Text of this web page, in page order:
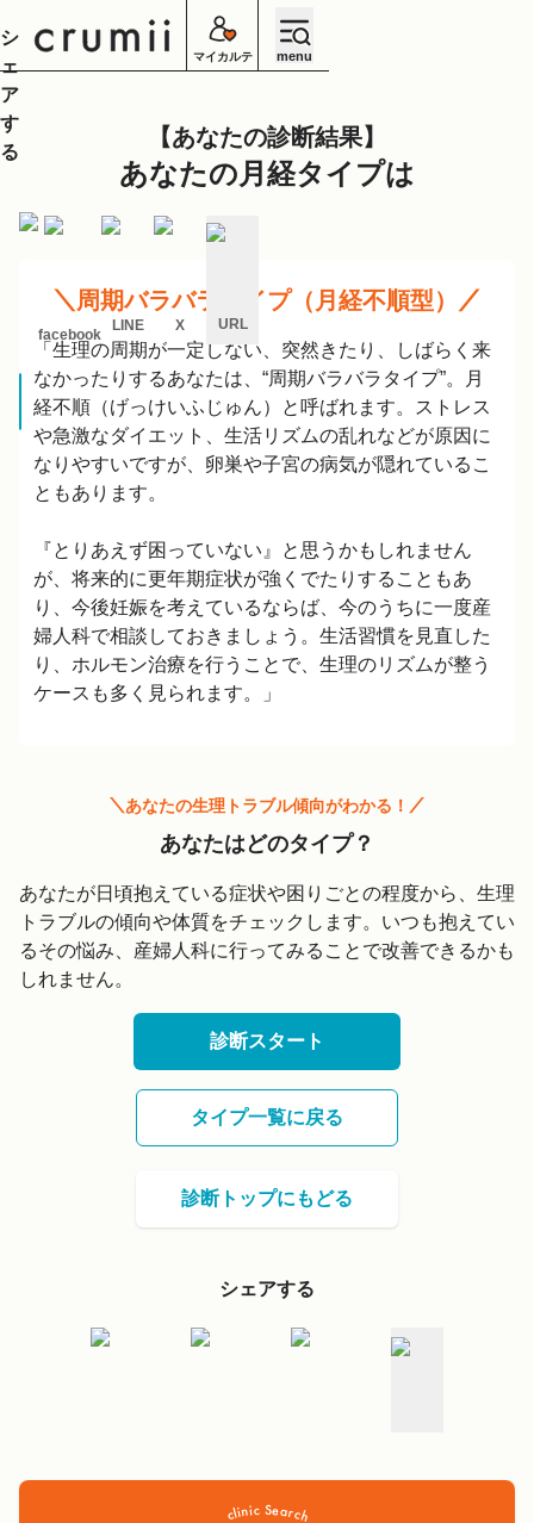
マイカルテ menu
あなたの診断結果
あなたの月経タイプは
周期バラバラタイプ（月経不順型）
「生理の周期が一定しない、突然きたり、しばらく来
なかったりするあなたは、“周期バラバラタイプ”。月
経不順（げっけいふじゅん）と呼ばれます。ストレス
や急激なダイエット、生活リズムの乱れなどが原因に
なりやすいですが、卵巣や子宮の病気が隠れているこ
ともあります。
『とりあえず困っていない』と思うかもしれません
が、将来的に更年期症状が強くでたりすることもあ
り、今後妊娠を考えているならば、今のうちに一度産
婦人科で相談しておきましょう。生活習慣を見直した
り、ホルモン治療を行うことで、生理のリズムが整う
あなたの生理トラブル傾向がわかる！
あなたはどのタイプ？
あなたが日頃抱えている症状や困りごとの程度から、生理
トラブルの傾向や体質をチェックします。いつも抱えてい
るその悩み、産婦人科に行ってみることで改善できるかも
しれません。
診断スタート
タイプ一覧に戻る
診断トップにもどる
シェアする
シ
ェ
ア
す
る
facebook
LINE X URL